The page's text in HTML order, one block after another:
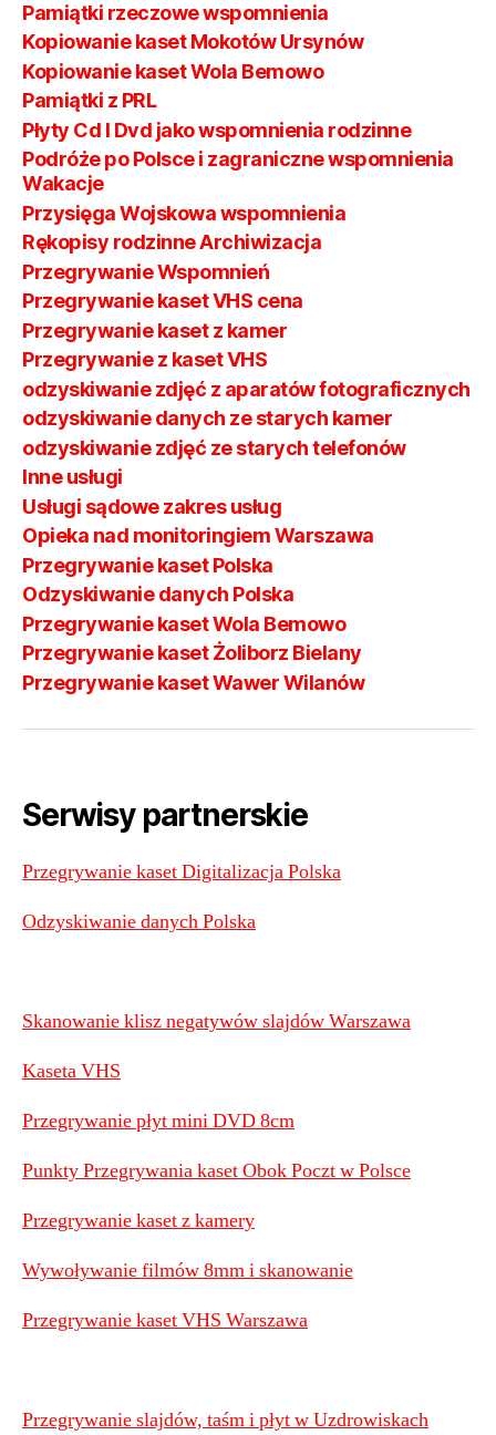
Pamiątki rzeczowe wspomnienia
Kopiowanie kaset Mokotów Ursynów
Kopiowanie kaset Wola Bemowo
Pamiątki z PRL
Płyty Cd I Dvd jako wspomnienia rodzinne
Podróże po Polsce i zagraniczne wspomnienia
Wakacje
Przysięga Wojskowa wspomnienia
Rękopisy rodzinne Archiwizacja
Przegrywanie Wspomnień
Przegrywanie kaset VHS cena
Przegrywanie kaset z kamer
Przegrywanie z kaset VHS
odzyskiwanie zdjęć z aparatów fotograficznych
odzyskiwanie danych ze starych kamer
odzyskiwanie zdjęć ze starych telefonów
Inne usługi
Usługi sądowe zakres usług
Opieka nad monitoringiem Warszawa
Przegrywanie kaset Polska
Odzyskiwanie danych Polska
Przegrywanie kaset Wola Bemowo
Przegrywanie kaset Żoliborz Bielany
Przegrywanie kaset Wawer Wilanów
Serwisy partnerskie
Przegrywanie kaset Digitalizacja Polska
Odzyskiwanie danych Polska
Skanowanie klisz negatywów slajdów Warszawa
Kaseta VHS
Przegrywanie płyt mini DVD 8cm
Punkty Przegrywania kaset Obok Poczt w Polsce
Przegrywanie kaset z kamery
Wywoływanie filmów 8mm i skanowanie
Przegrywanie kaset VHS Warszawa
Przegrywanie slajdów, taśm i płyt w Uzdrowiskach